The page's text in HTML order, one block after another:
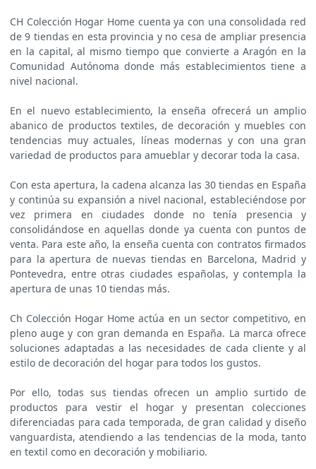
CH Colección Hogar Home cuenta ya con una consolidada red
de 9 tiendas en esta provincia y no cesa de ampliar presencia
en la capital, al mismo tiempo que convierte a Aragón en la
Comunidad Autónoma donde más establecimientos tiene a
nivel nacional.
En el nuevo establecimiento, la enseña ofrecerá un amplio
abanico de productos textiles, de decoración y muebles con
tendencias muy actuales, líneas modernas y con una gran
variedad de productos para amueblar y decorar toda la casa.
Con esta apertura, la cadena alcanza las 30 tiendas en España
y continúa su expansión a nivel nacional, estableciéndose por
vez primera en ciudades donde no tenía presencia y
consolidándose en aquellas donde ya cuenta con puntos de
venta. Para este año, la enseña cuenta con contratos firmados
para la apertura de nuevas tiendas en Barcelona, Madrid y
Pontevedra, entre otras ciudades españolas, y contempla la
apertura de unas 10 tiendas más.
Ch Colección Hogar Home actúa en un sector competitivo, en
pleno auge y con gran demanda en España. La marca ofrece
soluciones adaptadas a las necesidades de cada cliente y al
estilo de decoración del hogar para todos los gustos.
Por ello, todas sus tiendas ofrecen un amplio surtido de
productos para vestir el hogar y presentan colecciones
diferenciadas para cada temporada, de gran calidad y diseño
vanguardista, atendiendo a las tendencias de la moda, tanto
en textil como en decoración y mobiliario.